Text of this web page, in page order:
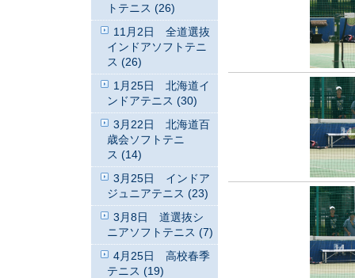
トテニス (26)
11月2日 全道選抜
インドアソフトテニ
ス (26)
1月25日 北海道イ
ンドアテニス (30)
3月22日 北海道百
歳会ソフトテニ
ス (14)
3月25日 インドア
ジュニアテニス (23)
3月8日 道選抜シ
ニアソフトテニス (7)
4月25日 高校春季
テニス (19)